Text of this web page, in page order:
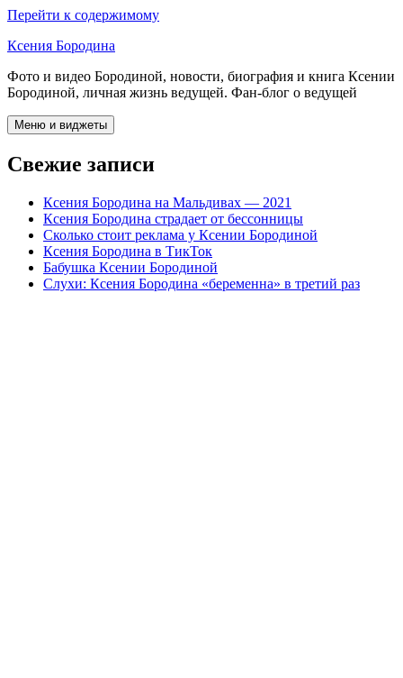
Перейти к содержимому
Ксения Бородина
Фото и видео Бородиной, новости, биография и книга Ксении
Бородиной, личная жизнь ведущей. Фан-блог о ведущей
Меню и виджеты
Свежие записи
Ксения Бородина на Мальдивах — 2021
Ксения Бородина страдает от бессонницы
Сколько стоит реклама у Ксении Бородиной
Ксения Бородина в ТикТок
Бабушка Ксении Бородиной
Слухи: Ксения Бородина «беременна» в третий раз